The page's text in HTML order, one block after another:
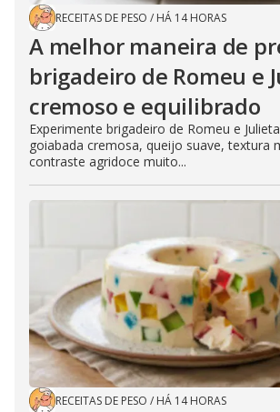
RECEITAS DE PESO / HÁ 14 HORAS
A melhor maneira de
brigadeiro de Romeu e
cremoso e equilibrado
Experimente brigadeiro de Romeu e
goiabada cremosa, queijo suave, textura
contraste agridoce muito...
RECEITAS DE PESO / HÁ 14 HORAS